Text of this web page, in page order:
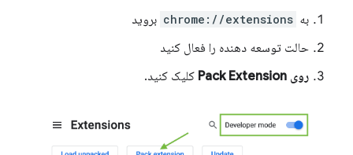
به chrome://extensions بروید
حالت توسعه دهنده را فعال کنید
روی Pack Extension
کلیک کنید.